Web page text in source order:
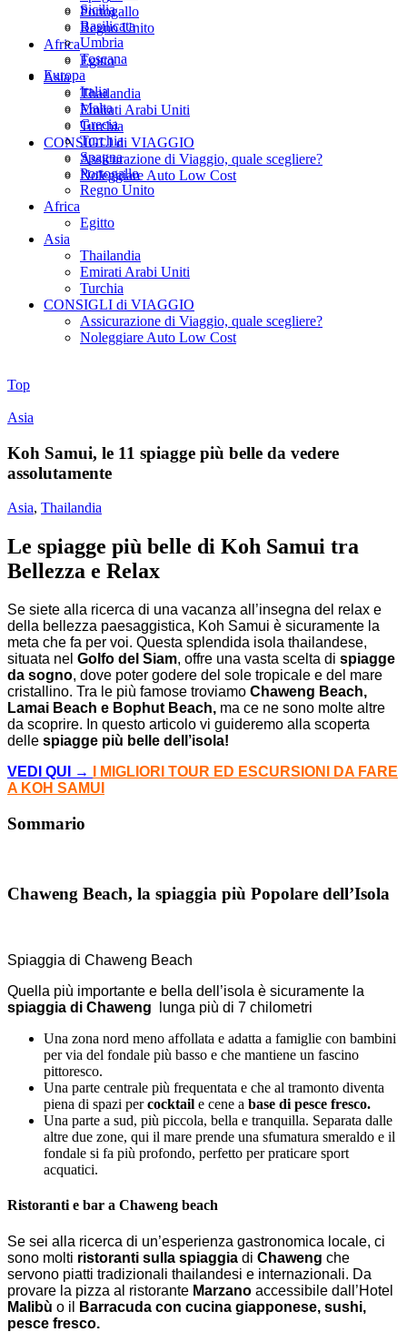
Portogallo
Regno Unito
Africa
Egitto
Asia
Thailandia
Emirati Arabi Uniti
Turchia
CONSIGLI di VIAGGIO
Assicurazione di Viaggio, quale scegliere?
Noleggiare Auto Low Cost
Sicilia
Basilicata
Umbria
Toscana
Europa
Italia
Malta
Grecia
Turchia
Spagna
Portogallo
Regno Unito
Africa
Egitto
Asia
Thailandia
Emirati Arabi Uniti
Turchia
CONSIGLI di VIAGGIO
Assicurazione di Viaggio, quale scegliere?
Noleggiare Auto Low Cost
Top
Asia
Koh Samui, le 11 spiagge più belle da vedere
assolutamente
Asia, Thailandia
Le spiagge più belle di Koh Samui tra
Bellezza e Relax
Se siete alla ricerca di una vacanza all’insegna del relax e
della bellezza paesaggistica, Koh Samui è sicuramente la
meta che fa per voi. Questa splendida isola thailandese,
situata nel Golfo del Siam, offre una vasta scelta di spiagge
da sogno, dove poter godere del sole tropicale e del mare
cristallino. Tra le più famose troviamo Chaweng Beach,
Lamai Beach e Bophut Beach, ma ce ne sono molte altre
da scoprire. In questo articolo vi guideremo alla scoperta
delle spiagge più belle dell’isola!
VEDI QUI →
I MIGLIORI TOUR ED ESCURSIONI DA FARE
A KOH SAMUI
Sommario
Chaweng Beach, la spiaggia più Popolare dell’Isola
Spiaggia di Chaweng Beach
Quella più importante e bella dell’isola è sicuramente la
spiaggia di Chaweng
lunga più di 7 chilometri
Una zona nord meno affollata e adatta a famiglie con bambini
per via del fondale più basso e che mantiene un fascino
pittoresco.
Una parte centrale più frequentata e che al tramonto diventa
piena di spazi percocktail e cene a base di pesce fresco.
Una parte a sud, più piccola, bella e tranquilla. Separata dalle
altre due zone, qui il mare prende una sfumatura smeraldo e il
fondale si fa più profondo, perfetto per praticare sport
acquatici.
Ristoranti e bar a Chaweng beach
Se sei alla ricerca di un’esperienza gastronomica locale, ci
sono molti ristoranti sulla spiaggia di Chaweng che
servono piatti tradizionali thailandesi e internazionali. Da
provare la pizza al ristorante Marzano accessibile dall’Hotel
Malibù o il
Barracuda con cucina giapponese, sushi,
pesce fresco.